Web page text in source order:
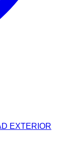
EXTERIOR